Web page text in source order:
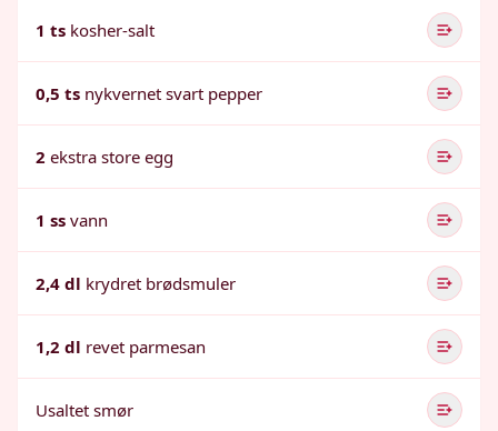
1 ts kosher-salt
0,5 ts nykvernet svart pepper
2 ekstra store egg
1 ss vann
2,4 dl krydret brødsmuler
1,2 dl revet parmesan
Usaltet smør